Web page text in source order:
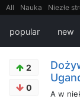
All Nauka Niezłe
Bezpieczeństwo
Matematyka
gify
Cytaty Mapy
popular new
2
0
A w